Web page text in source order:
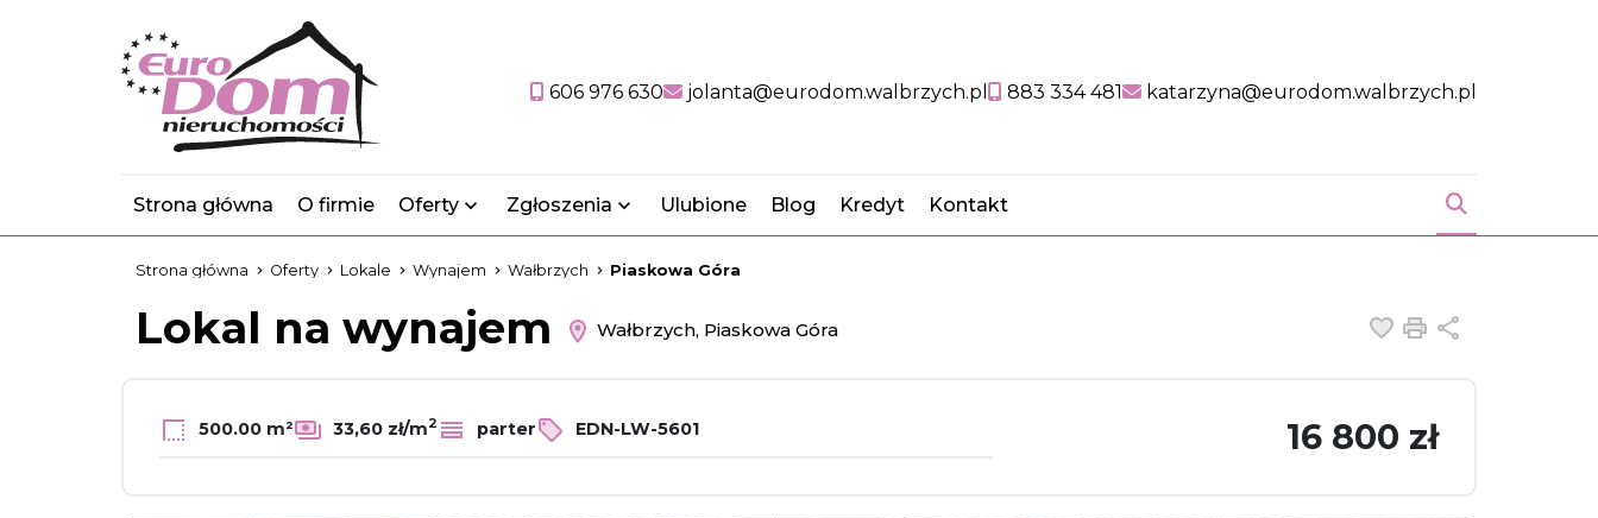
606 976 630 jolanta@eurodom.walbrzych.pl 883 334 481 katarzyna@eurodom.walbrzych.pl
Strona główna O firmie Oferty Zgłoszenia Ulubione Blog Kredyt Kontakt
Strona główna Oferty Lokale Wynajem Wałbrzych Piaskowa Góra
Lokal na wynajem Wałbrzych, Piaskowa Góra Dodaj do
Drukuj
500.00 m² 33,60 zł/m2 parter EDN-LW-5601 16 800 zł